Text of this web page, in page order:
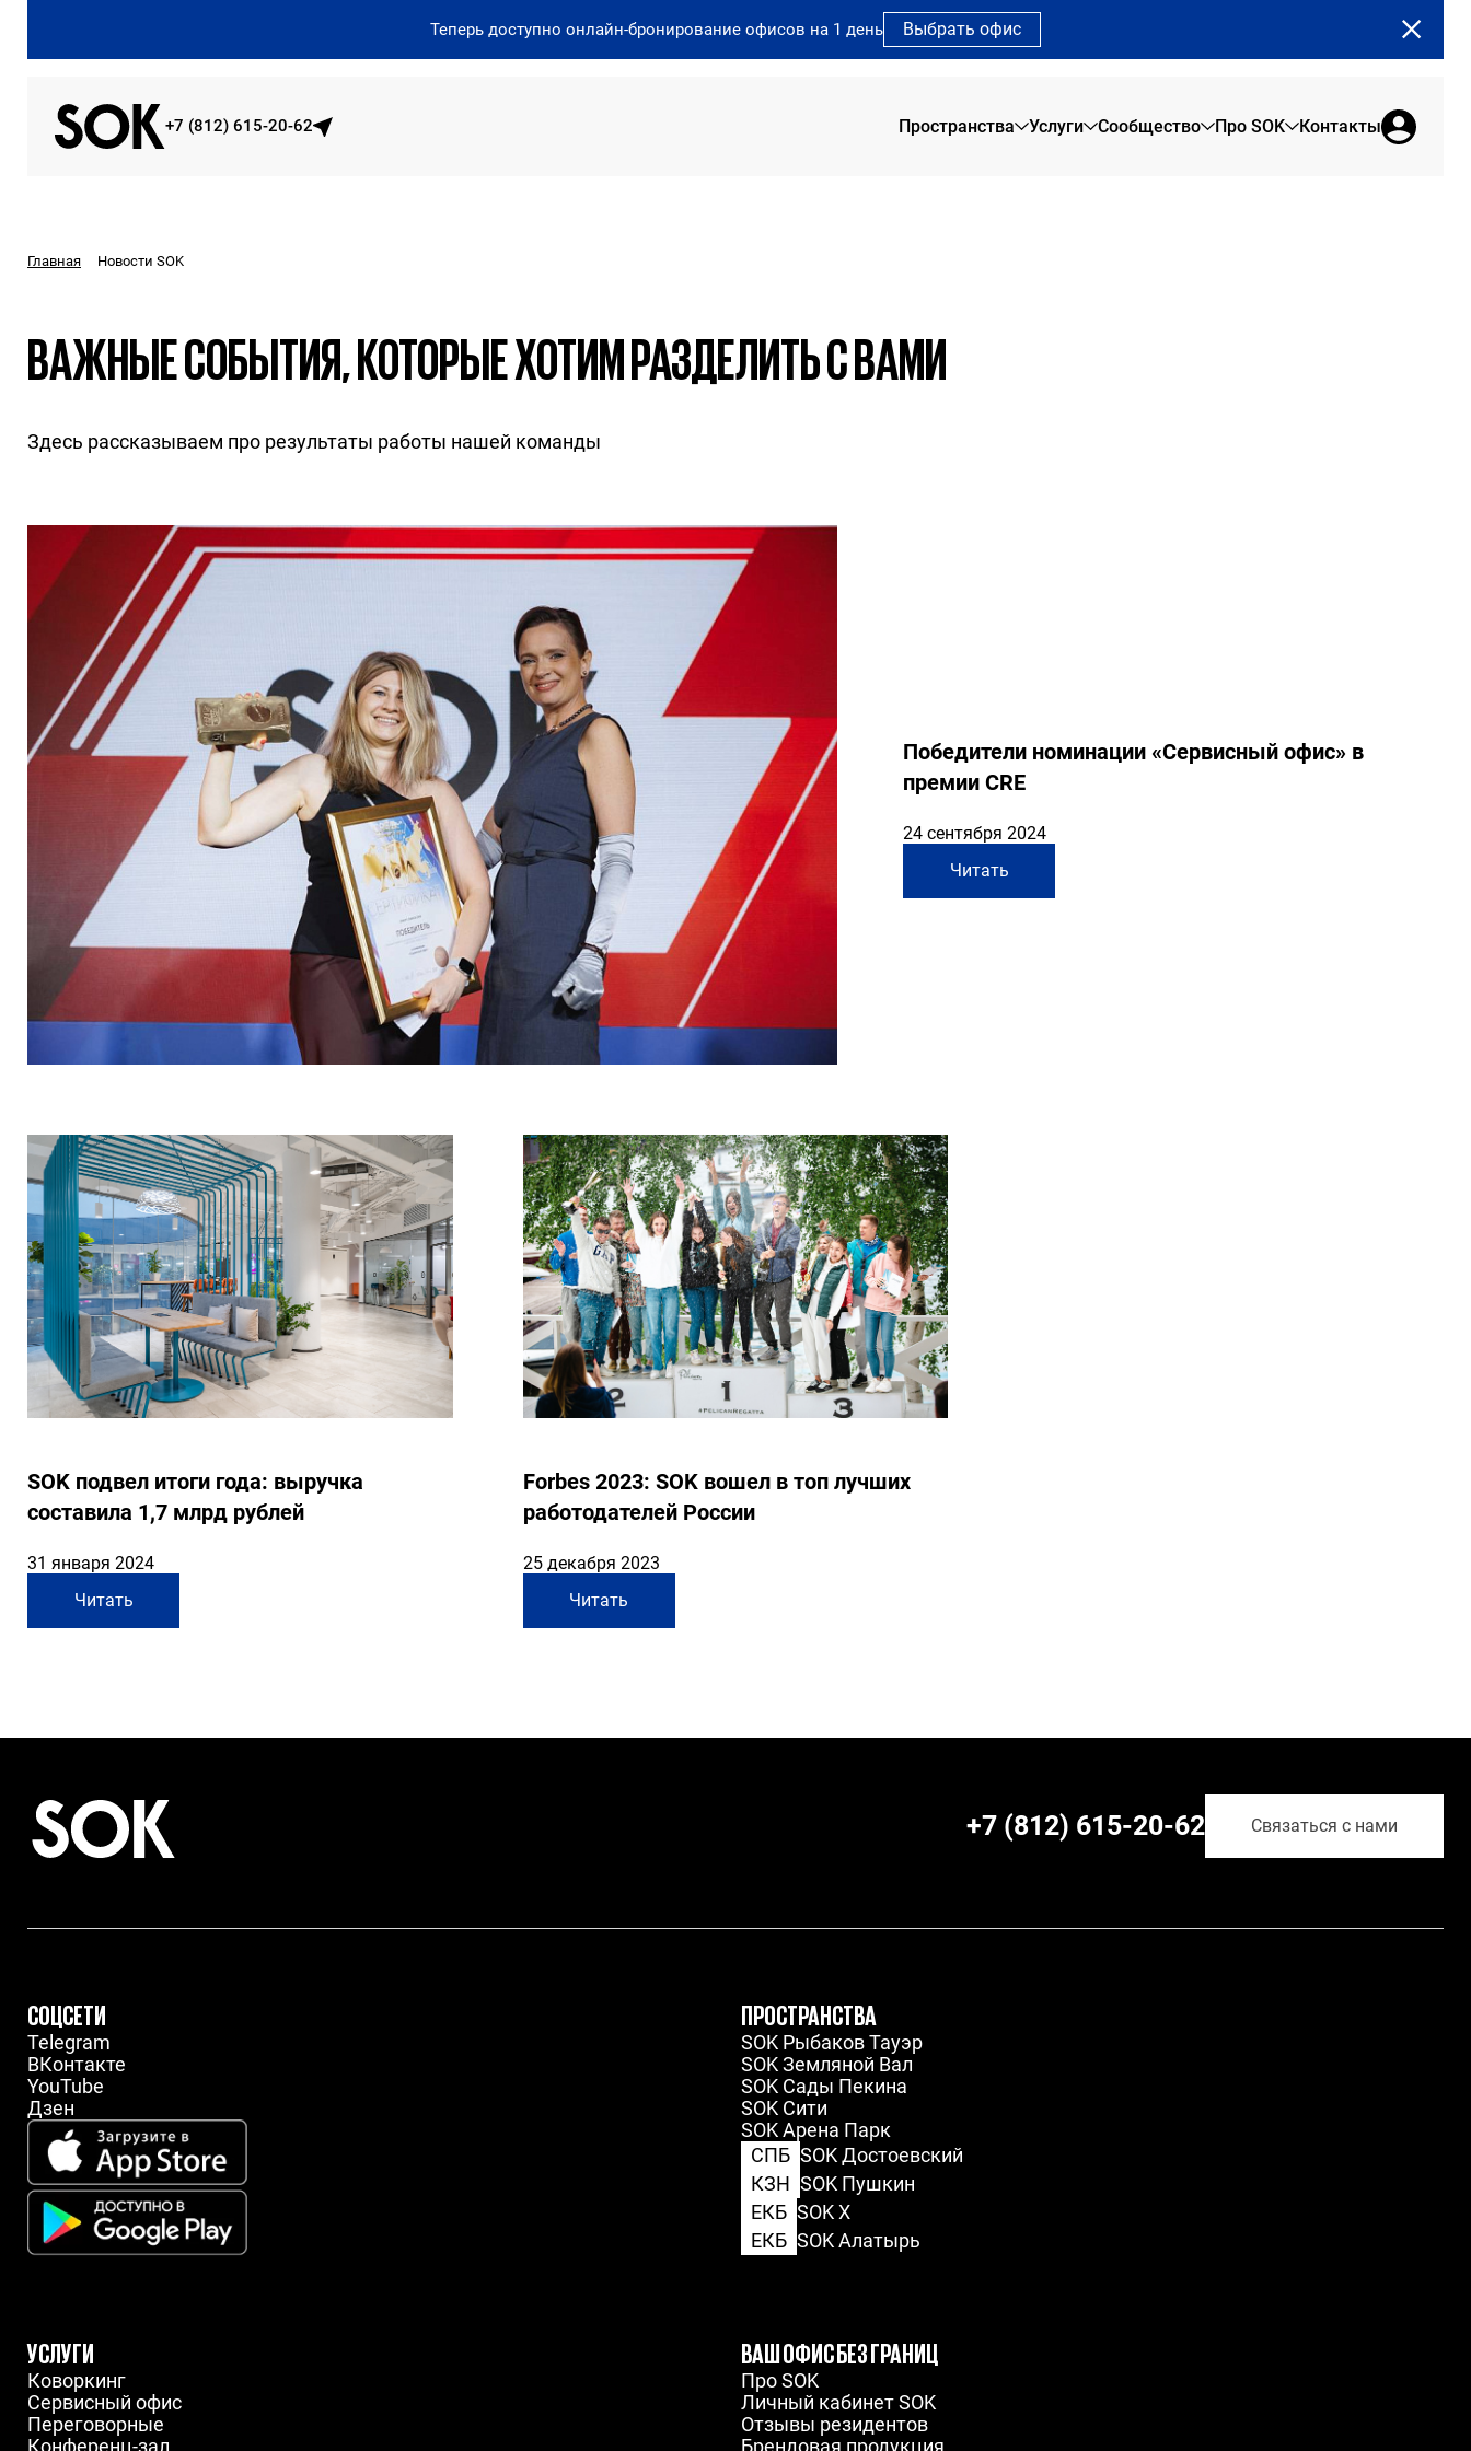
Теперь доступно онлайн-бронирование офисов на 1 день Выбрать офис
+7 (812) 615-20-62 Пространства Услуги Сообщество Про SOK Контакты
Главная Новости SOK
ВАЖНЫЕ СОБЫТИЯ, КОТОРЫЕ ХОТИМ РАЗДЕЛИТЬ С ВАМИ
Здесь рассказываем про результаты работы нашей команды
Победители номинации «Сервисный офис» в
премии CRE
24 сентября 2024
Читать
SOK подвел итоги года: выручка
составила 1,7 млрд рублей
31 января 2024
Читать
Forbes 2023: SOK вошел в топ лучших
работодателей России
25 декабря 2023
Читать
+7 (812) 615-20-62 Связаться с нами
СОЦСЕТИ
Telegram
ВКонтакте
YouTube
Дзен
ПРОСТРАНСТВА
SOK Рыбаков Тауэр
SOK Земляной Вал
SOK Сады Пекина
SOK Сити
SOK Арена Парк
СПБ SOK Достоевский
КЗН SOK Пушкин
ЕКБ SOK X
ЕКБ SOK Алатырь
УСЛУГИ
Коворкинг
Сервисный офис
Переговорные
ВАШ ОФИС БЕЗ ГРАНИЦ
Про SOK
Личный кабинет SOK
Отзывы резидентов